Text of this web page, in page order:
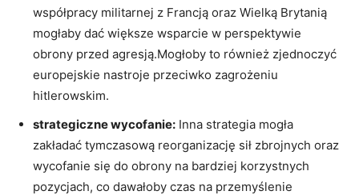
współpracy‍ militarnej z Francją oraz Wielką Brytanią
mogłaby dać większe wsparcie w perspektywie
obrony przed‌ agresją.Mogłoby to również zjednoczyć​
europejskie‌ nastroje przeciwko zagrożeniu
hitlerowskim.
strategiczne wycofanie: Inna strategia mogła
zakładać tymczasową ⁢reorganizację ‍sił‌ zbrojnych oraz
wycofanie się do obrony na bardziej korzystnych
pozycjach, co dawałoby czas na przemyślenie